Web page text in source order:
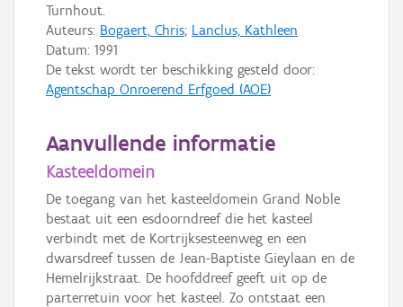
Turnhout.
Auteurs: Bogaert, Chris; Lanclus, Kathleen
Datum: 1991
De tekst wordt ter beschikking gesteld door:
Agentschap Onroerend Erfgoed (AOE)
Aanvullende informatie
Kasteeldomein
De toegang van het kasteeldomein Grand Noble
bestaat uit een esdoorndreef die het kasteel
verbindt met de Kortrijksesteenweg en een
dwarsdreef tussen de Jean-Baptiste Gieylaan en de
Hemelrijkstraat. De hoofddreef geeft uit op de
parterretuin voor het kasteel. Zo ontstaat een